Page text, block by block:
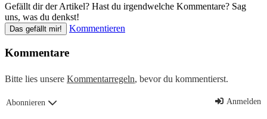
Gefällt dir der Artikel? Hast du irgendwelche Kommentare? Sag
uns, was du denkst!
Das gefällt mir! Kommentieren
Kommentare
Bitte lies unsere Kommentarregeln, bevor du kommentierst.
Abonnieren Anmelden